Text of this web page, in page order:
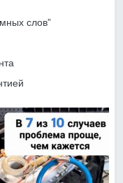
слов”